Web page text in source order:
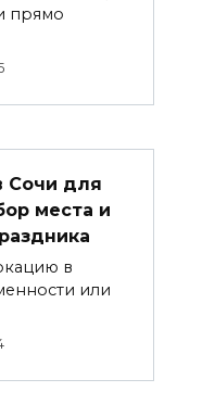
прямо
Сочи для
места и
в
или